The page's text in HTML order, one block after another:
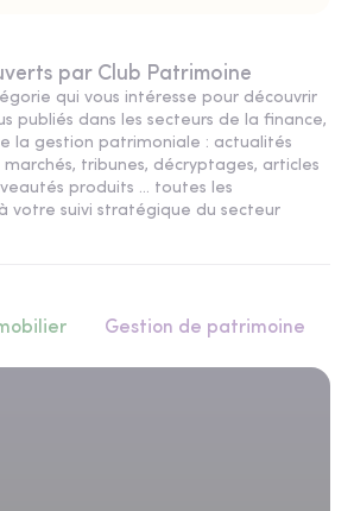
par Club Patrimoine
qui vous intéresse pour découvrir
publiés dans les secteurs de la finance,
la gestion patrimoniale : actualités
tribunes, décryptages, articles
produits ... toutes les
votre suivi stratégique du secteur
Gestion de patrimoine